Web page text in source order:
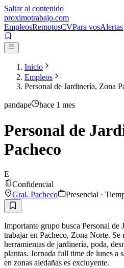
Saltar al contenido
proximotrabajo.com
EmpleosRemotosCVPara vosAlertas
Inicio
Empleos
Personal de Jardinería, Zona
pandape hace 1 mes
Personal de
Pacheco
E
Confidencial
Gral. Pacheco
Presencial ·
Importante grupo busca Personal de
trabajar en Pacheco, Zona Norte. Se
herramientas de jardinería, poda,
plantas. Jornada full time de lunes a
en zonas aledañas es excluyente.